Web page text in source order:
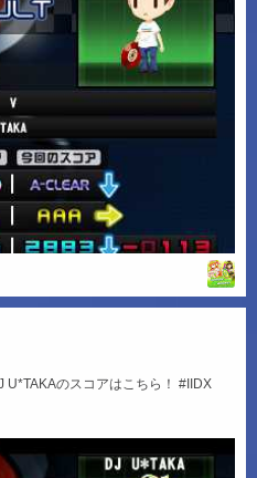
U*TAKAのスコアはこちら！ #IIDX